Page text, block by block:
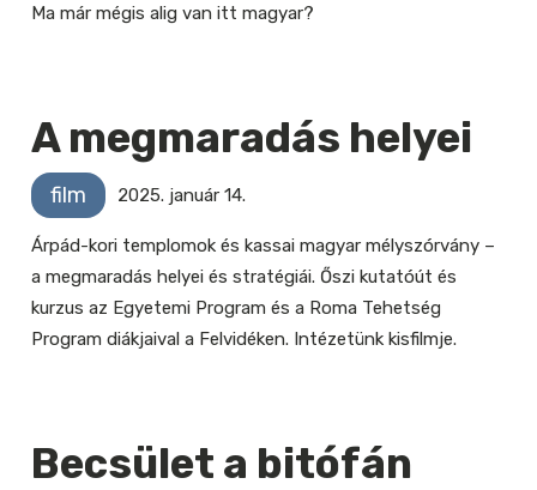
Ma már mégis alig van itt magyar?
A megmaradás helyei
film 2025. január 14.
Árpád-kori templomok és kassai magyar mélyszórvány –
a megmaradás helyei és stratégiái. Őszi kutatóút és
kurzus az Egyetemi Program és a Roma Tehetség
Program diákjaival a Felvidéken. Intézetünk kisfilmje.
Becsület a bitófán